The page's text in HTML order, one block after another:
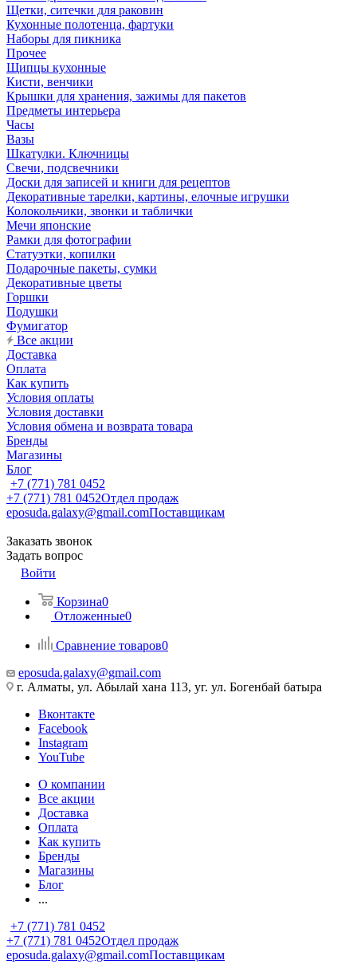
Щетки, ситечки для раковин
Кухонные полотенца, фартуки
Наборы для пикника
Прочее
Щипцы кухонные
Кисти, венчики
Крышки для хранения, зажимы для пакетов
Предметы интерьера
Часы
Вазы
Шкатулки. Ключницы
Свечи, подсвечники
Доски для записей и книги для рецептов
Декоративные тарелки, картины, елочные игрушки
Колокольчики, звонки и таблички
Мечи японские
Рамки для фотографии
Статуэтки, копилки
Подарочные пакеты, сумки
Декоративные цветы
Горшки
Подушки
Фумигатор
Все акции
Доставка
Оплата
Как купить
Условия оплаты
Условия доставки
Условия обмена и возврата товара
Бренды
Магазины
Блог
+7 (771) 781 0452
+7 (771) 781 0452Отдел продаж
eposuda.galaxy@gmail.comПоставщикам
Заказать звонок
Задать вопрос
Войти
Корзина0
Отложенные0
Сравнение товаров0
eposuda.galaxy@gmail.com
г. Алматы, ул. Абылай хана 113, уг. ул. Богенбай батыра
Вконтакте
Facebook
Instagram
YouTube
О компании
Все акции
Доставка
Оплата
Как купить
Бренды
Магазины
Блог
...
+7 (771) 781 0452
+7 (771) 781 0452Отдел продаж
eposuda.galaxy@gmail.comПоставщикам